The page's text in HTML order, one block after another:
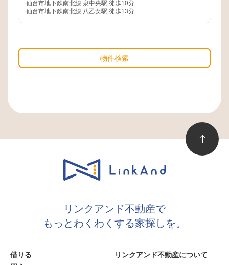
仙台市地下鉄南北線 泉中央駅 徒歩10分
仙台市地下鉄南北線 八乙女駅 徒歩13分
物件検索
リンクアンド不動産で
もっとわくわくする家探しを。
借りる
リンクアンド不動産について